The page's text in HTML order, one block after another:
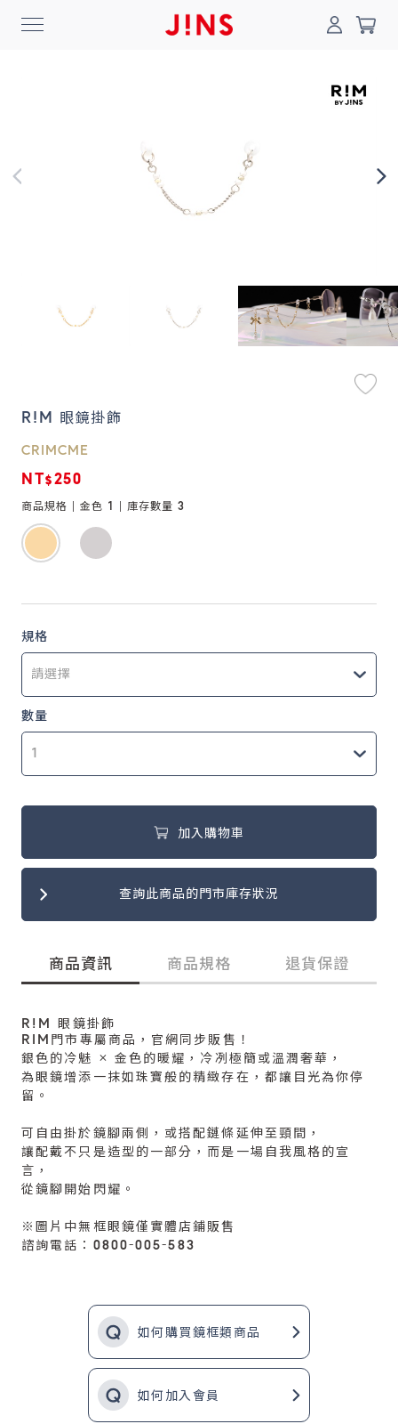
Collection
鏡片說明
Lens
常見問題
FAQ
0
R!M 眼鏡掛飾
CRIMCME
NT$250
商品規格 | 金色 1 | 庫存數量 3
規格
數量
加入購物車
查詢此商品的門市庫存狀況
商品資訊 商品規格 退貨保證
R!M 眼鏡掛飾
RIM門市專屬商品，官網同步販售！
銀色的冷魅 × 金色的暖耀，冷冽極簡或溫潤奢華，
為眼鏡增添一抹如珠寶般的精緻存在，都讓目光為你停
留。
可自由掛於鏡腳兩側，或搭配鏈條延伸至頸間，
讓配戴不只是造型的一部分，而是一場自我風格的宣
言，
從鏡腳開始閃耀。
※圖片中無框眼鏡僅實體店鋪販售
諮詢電話：0800-005-583
如何購買鏡框類商品
如何加入會員